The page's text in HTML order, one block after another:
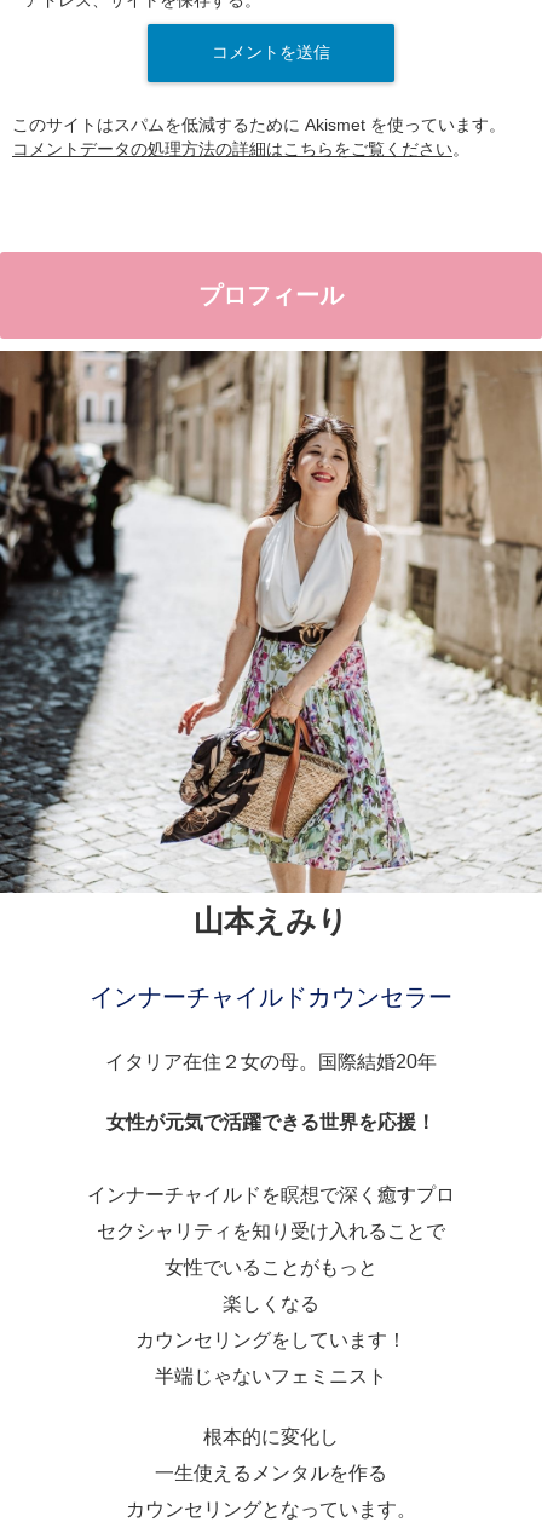
このサイトはスパムを低減するために Akismet を使っています。
コメントデータの処理方法の詳細はこちらをご覧ください。
プロフィール
山本えみり
インナーチャイルドカウンセラー
イタリア在住２女の母。国際結婚20年
女性が元気で活躍できる世界を応援！
インナーチャイルドを瞑想で深く癒すプロ
セクシャリティを知り受け入れることで
女性でいることがもっと
楽しくなる
カウンセリングをしています！
半端じゃないフェミニスト
根本的に変化し
一生使えるメンタルを作る
カウンセリングとなっています。